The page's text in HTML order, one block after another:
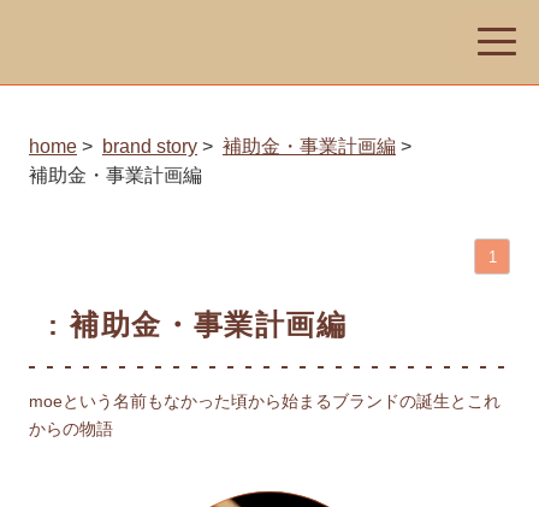
toggle
home brand story
補助金・事業計画編
補助金・事業計画編
1
:補助金・事業計画編
moeという名前もなかった頃から始まるブランドの誕生とこれ
からの物語